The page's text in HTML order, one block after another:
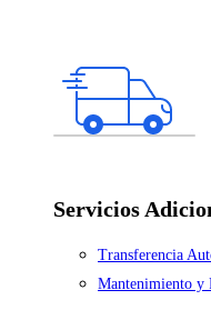
Servicios
Transferencia
Mantenimiento y